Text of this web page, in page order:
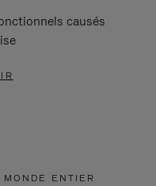
causés
ENTIER